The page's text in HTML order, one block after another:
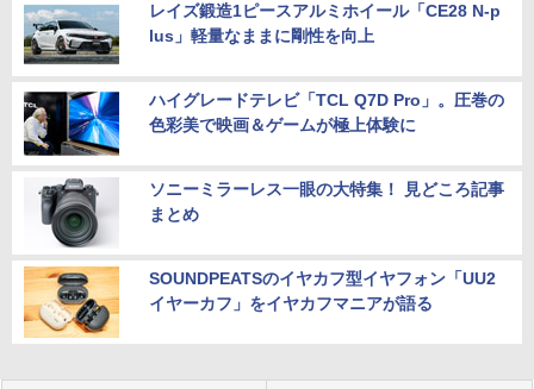
レイズ鍛造1ピースアルミホイール「CE28 N-p
lus」軽量なままに剛性を向上
ハイグレードテレビ「TCL Q7D Pro」。圧巻の
色彩美で映画＆ゲームが極上体験に
ソニーミラーレス一眼の大特集！ 見どころ記事
まとめ
SOUNDPEATSのイヤカフ型イヤフォン「UU2
イヤーカフ」をイヤカフマニアが語る